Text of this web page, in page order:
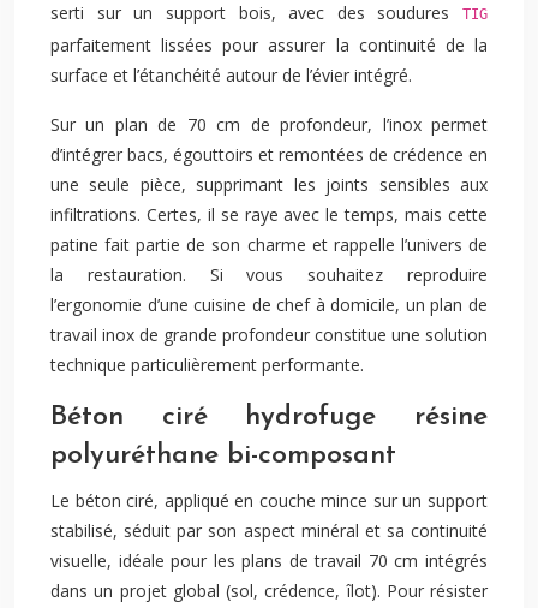
serti sur un support bois, avec des soudures
TIG
parfaitement lissées pour assurer la continuité de la
surface et l’étanchéité autour de l’évier intégré.
Sur un plan de 70 cm de profondeur, l’inox permet
d’intégrer bacs, égouttoirs et remontées de crédence en
une seule pièce, supprimant les joints sensibles aux
infiltrations. Certes, il se raye avec le temps, mais cette
patine fait partie de son charme et rappelle l’univers de
la restauration. Si vous souhaitez reproduire
l’ergonomie d’une cuisine de chef à domicile, un plan de
travail inox de grande profondeur constitue une solution
technique particulièrement performante.
Béton ciré hydrofuge résine
polyuréthane bi-composant
Le béton ciré, appliqué en couche mince sur un support
stabilisé, séduit par son aspect minéral et sa continuité
visuelle, idéale pour les plans de travail 70 cm intégrés
dans un projet global (sol, crédence, îlot). Pour résister